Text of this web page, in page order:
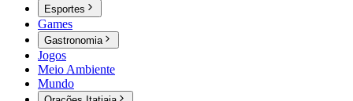
Esportes
Games
Gastronomia
Jogos
Meio Ambiente
Mundo